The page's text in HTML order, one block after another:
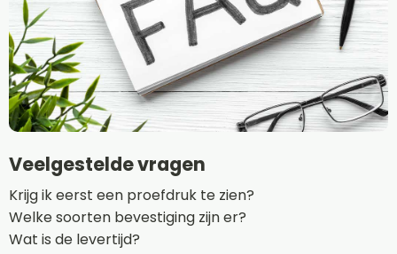
Veelgestelde vragen
Krijg ik eerst een proefdruk te zien?
Welke soorten bevestiging zijn er?
Wat is de levertijd?